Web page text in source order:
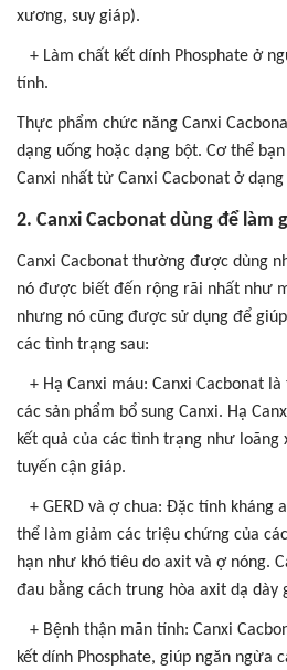
xương, suy giáp).
+ Làm chất kết dính Phosphate ở
tính.
Thực phẩm chức năng Canxi
dạng uống hoặc dạng bột. Cơ thể
Canxi nhất từ Canxi Cacbonat ở dạng
2. Canxi Cacbonat dùng để làm
Canxi Cacbonat thường được dùng
nó được biết đến rộng rãi nhất như
nhưng nó cũng được sử dụng để
các tình trạng sau:
+ Hạ Canxi máu: Canxi Cacbonat
các sản phẩm bổ sung Canxi. Hạ
kết quả của các tình trạng như loãng
tuyến cận giáp.
+ GERD và ợ chua: Đặc tính kháng
thể làm giảm các triệu chứng của
hạn như khó tiêu do axit và ợ nóng.
đau bằng cách trung hòa axit dạ dày
+ Bệnh thận mãn tính: Canxi
kết dính Phosphate, giúp ngăn ngừa